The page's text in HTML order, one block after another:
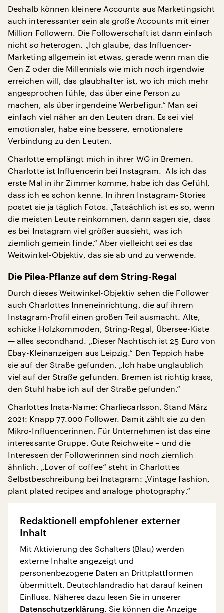
Deshalb können kleinere Accounts aus Marketingsicht
auch interessanter sein als große Accounts mit einer
Million Followern. Die Followerschaft ist dann einfach
nicht so heterogen. „Ich glaube, das Influencer-
Marketing allgemein ist etwas, gerade wenn man die
Gen Z oder die Millennials wie mich noch irgendwie
erreichen will, das glaubhafter ist, wo ich mich mehr
angesprochen fühle, das über eine Person zu
machen, als über irgendeine Werbefigur.“ Man sei
einfach viel näher an den Leuten dran. Es sei viel
emotionaler, habe eine bessere, emotionalere
Verbindung zu den Leuten.
Charlotte empfängt mich in ihrer WG in Bremen.
Charlotte ist Influencerin bei Instagram. Als ich das
erste Mal in ihr Zimmer komme, habe ich das Gefühl,
dass ich es schon kenne. In ihren Instagram-Stories
postet sie ja täglich Fotos. „Tatsächlich ist es so, wenn
die meisten Leute reinkommen, dann sagen sie, dass
es bei Instagram viel größer aussieht, was ich
ziemlich gemein finde.“ Aber vielleicht sei es das
Weitwinkel-Objektiv, das sie ab und zu verwende.
Die Pilea-Pflanze auf dem String-Regal
Durch dieses Weitwinkel-Objektiv sehen die Follower
auch Charlottes Inneneinrichtung, die auf ihrem
Instagram-Profil einen großen Teil ausmacht. Alte,
schicke Holzkommoden, String-Regal, Übersee-Kiste
— alles secondhand. „Dieser Nachtisch ist 25 Euro von
Ebay-Kleinanzeigen aus Leipzig.“ Den Teppich habe
sie auf der Straße gefunden. „Ich habe unglaublich
viel auf der Straße gefunden. Bremen ist richtig krass,
den Stuhl habe ich auf der Straße gefunden.“
Charlottes Insta-Name: Charliecarlsson. Stand März
2021: Knapp 77.000 Follower. Damit zählt sie zu den
Mikro-Influencerinnen. Für Unternehmen ist das eine
interessante Gruppe. Gute Reichweite – und die
Interessen der Followerinnen sind noch ziemlich
ähnlich. „Lover of coffee“ steht in Charlottes
Selbstbeschreibung bei Instagram: „Vintage fashion,
plant plated recipes and analoge photography.“
Redaktionell empfohlener externer
Inhalt
Mit Aktivierung des Schalters (Blau) werden
externe Inhalte angezeigt und
personenbezogene Daten an Drittplattformen
übermittelt. Deutschlandradio hat darauf keinen
Einfluss. Näheres dazu lesen Sie in unserer
Datenschutzerklärung . Sie können die Anzeige